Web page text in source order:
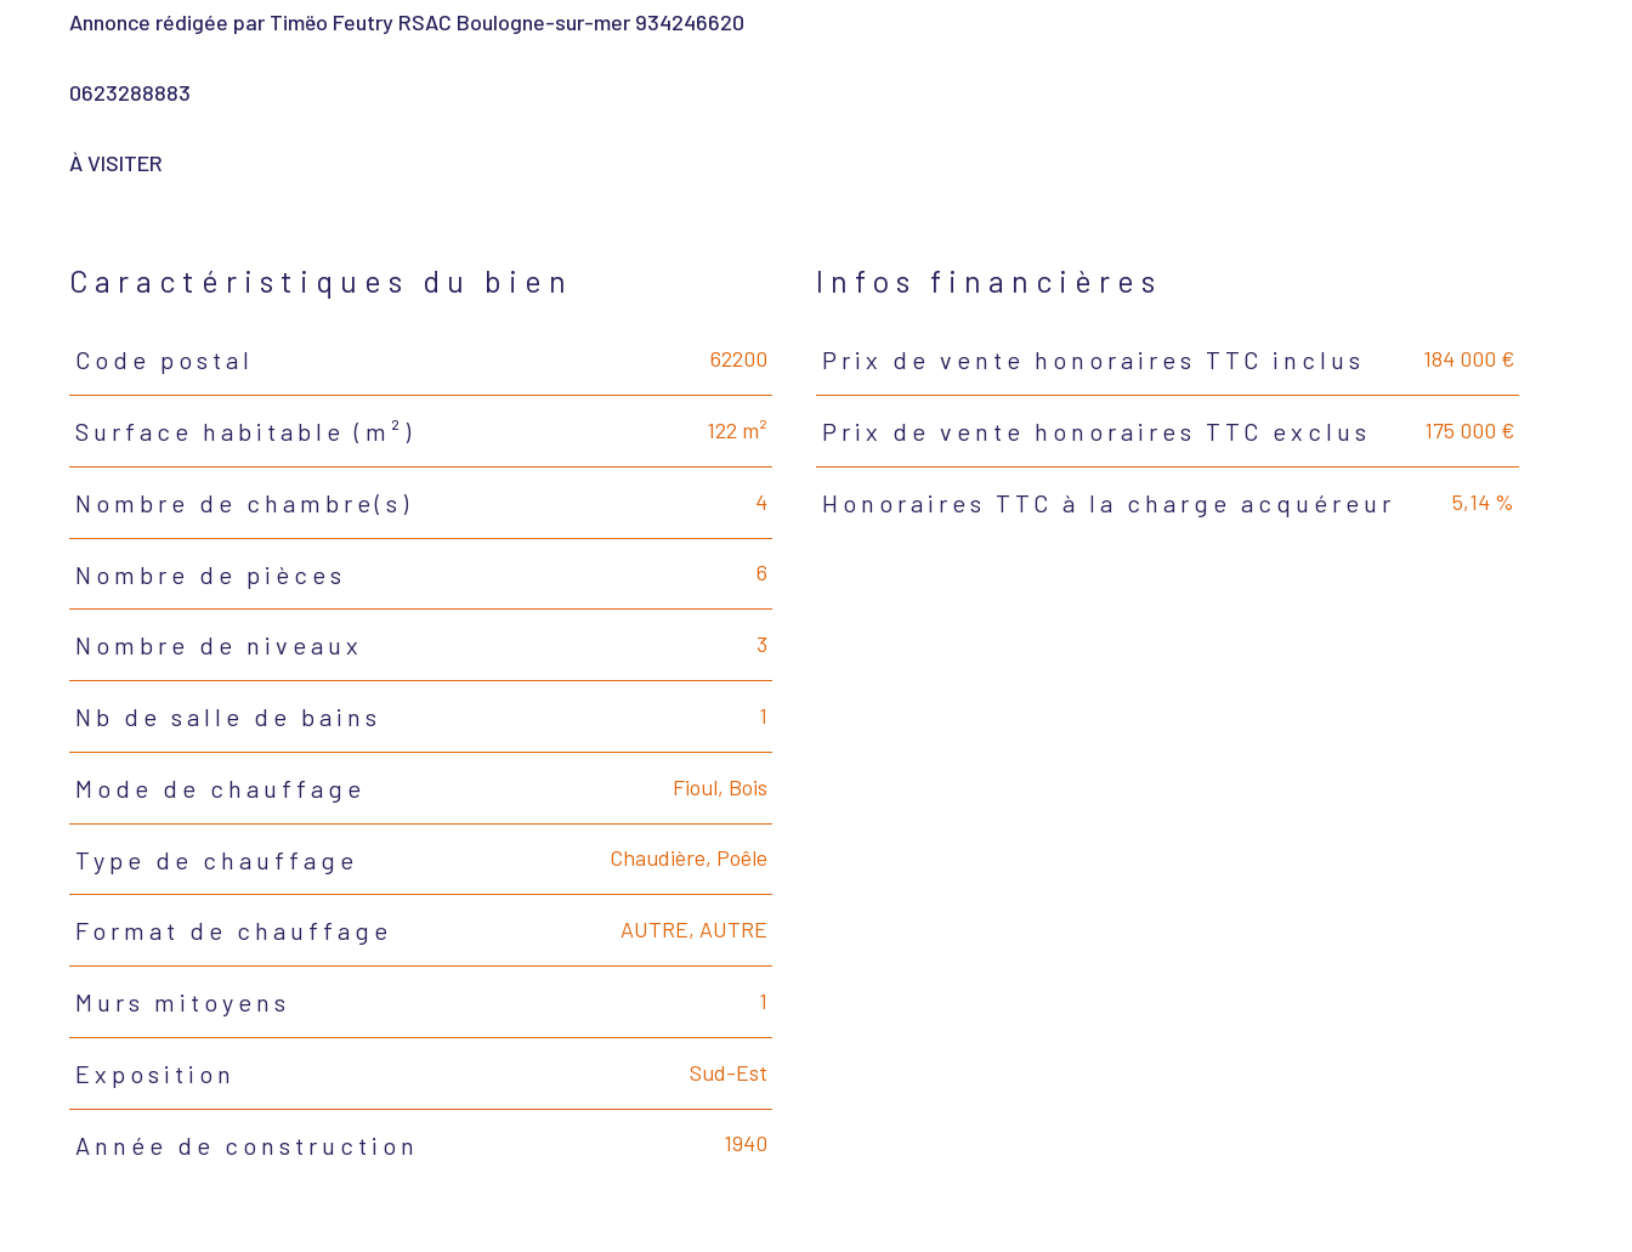
Annonce rédigée par Timëo Feutry RSAC Boulogne-sur-mer 934246620
0623288883
À VISITER
Caractéristiques du bien
Caractéristiques Valeurs
Code postal 62200
Surface habitable (m²) 122 m²
Nombre de chambre(s) 4
Nombre de pièces 6
Nombre de niveaux 3
Nb de salle de bains 1
Mode de chauffage Fioul, Bois
Type de chauffage Chaudière, Poêle
Format de chauffage AUTRE, AUTRE
Murs mitoyens 1
Exposition Sud-Est
Année de construction 1940
Infos financières
Caractéristiques Valeurs
Prix de vente honoraires TTC inclus 184 000 €
Prix de vente honoraires TTC exclus 175 000 €
Honoraires TTC à la charge acquéreur 5,14 %